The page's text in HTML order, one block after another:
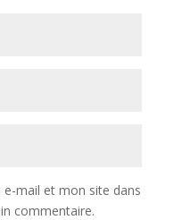
mail et mon site dans
commentaire.